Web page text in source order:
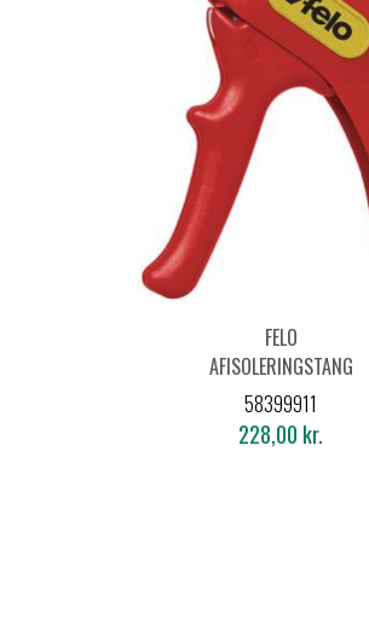
FELO
AFISOLERINGSTANG
AUTOMATISK 583 -
160MM
58399911
228,00 kr.